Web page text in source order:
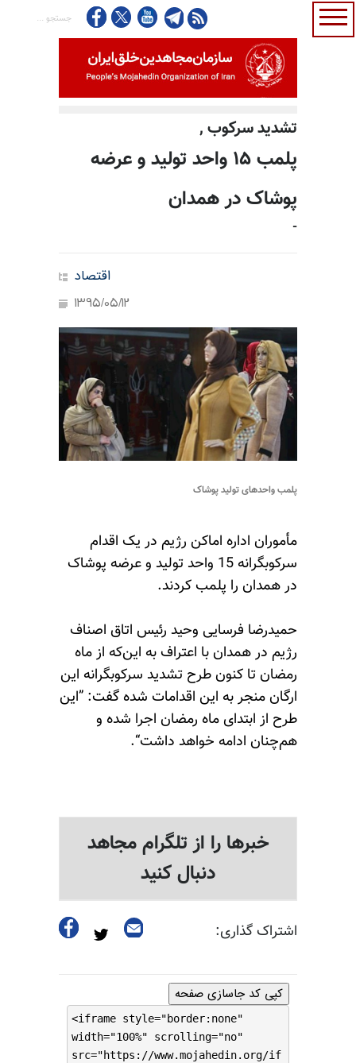
تشدید سرکوب ,
پلمب ۱۵ واحد تولید و عرضه
پوشاک در همدان
-
اقتصاد
1395/05/12
پلمب واحدهای تولید پوشاک
مأموران اداره اماکن رژیم در یک اقدام
سرکوبگرانه 15 واحد تولید و عرضه پوشاک
در همدان را پلمب کردند.
حمیدرضا فرسایی وحید رئیس اتاق اصناف
رژیم در همدان با اعتراف به این‌که از ماه
رمضان تا کنون طرح تشدید سرکوبگرانه این
ارگان منجر به این اقدامات شده گفت: ”این
طرح از ابتدای ماه رمضان اجرا شده و
هم‌چنان ادامه خواهد داشت“.
خبرها را از تلگرام مجاهد
دنبال کنید
اشتراک گذاری:
کپی کد جاسازی صفحه
<iframe style="border:none"
width="100%" scrolling="no"
src="https://www.mojahedin.org/if